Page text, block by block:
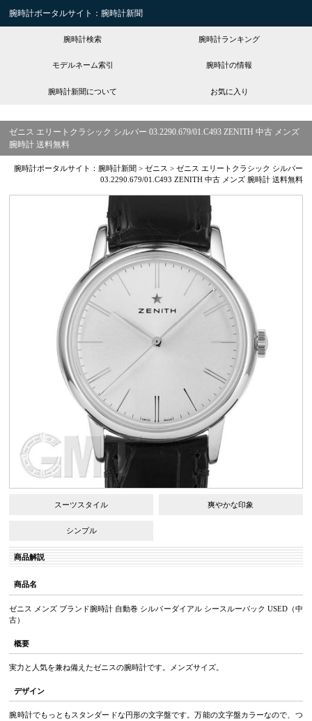
腕時計ポータルサイト：腕時計新聞
腕時計検索 腕時計ランキング
モデルネーム索引 腕時計の情報
腕時計新聞について お気に入り
ゼニス エリートクラシック シルバー 03.2290.679/01.C493 ZENITH 中古 メンズ
腕時計 送料無料
腕時計ポータルサイト：腕時計新聞 > ゼニス > ゼニス エリートクラシック シルバー
03.2290.679/01.C493 ZENITH 中古 メンズ 腕時計 送料無料
スーツスタイル 爽やかな印象
シンプル
商品解説
商品名
ゼニス メンズ ブランド腕時計 自動巻 シルバーダイアル シースルーバック USED（中
古）
概要
実力と人気を兼ね備えたゼニスの腕時計です。メンズサイズ。
デザイン
腕時計でもっともスタンダードな円形の文字盤です。万能の文字盤カラーなので、つ